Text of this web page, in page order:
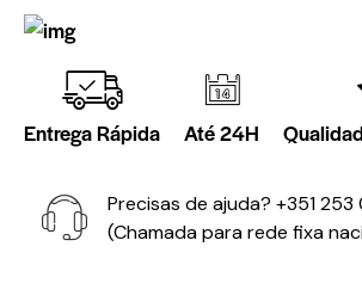
Entrega Rápida Até 24H
Precisas de ajuda? +351 253
(Chamada para rede fixa